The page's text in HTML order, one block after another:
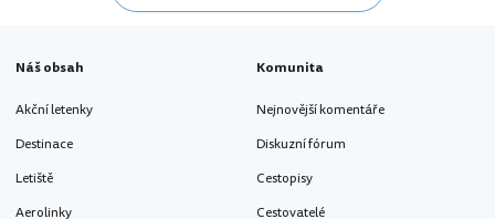
Náš obsah
Akční letenky
Destinace
Letiště
Aerolinky
Komunita
Nejnovější komentáře
Diskuzní fórum
Cestopisy
Cestovatelé